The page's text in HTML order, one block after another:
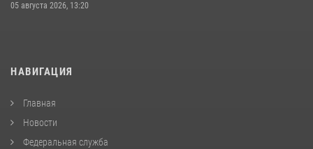
05 августа 2026, 13:20
НАВИГАЦИЯ
Главная
Новости
Федеральная служба